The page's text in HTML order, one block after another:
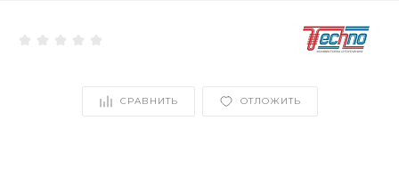
СРАВНИТЬ ОТЛОЖИТЬ